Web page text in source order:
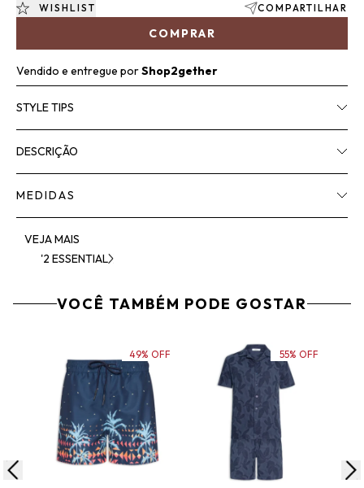
COMPRAR
WISHLIST COMPARTILHAR
Vendido e entregue porShop2gether
STYLE TIPS
DESCRIÇÃO
MEDIDAS
VEJA MAIS
'2 ESSENTIAL
VOCÊ TAMBÉM PODE GOSTAR
49% OFF
ADICIONAR AO CARRINHO
55% OFF